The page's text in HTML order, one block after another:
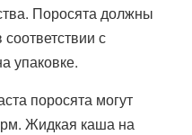
Поросята должны
с
упаковке.
поросята могут
Жидкая каша на